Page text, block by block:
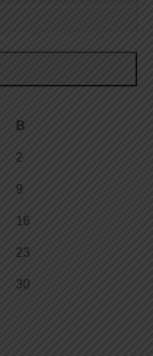
B
2
9
16
23
30